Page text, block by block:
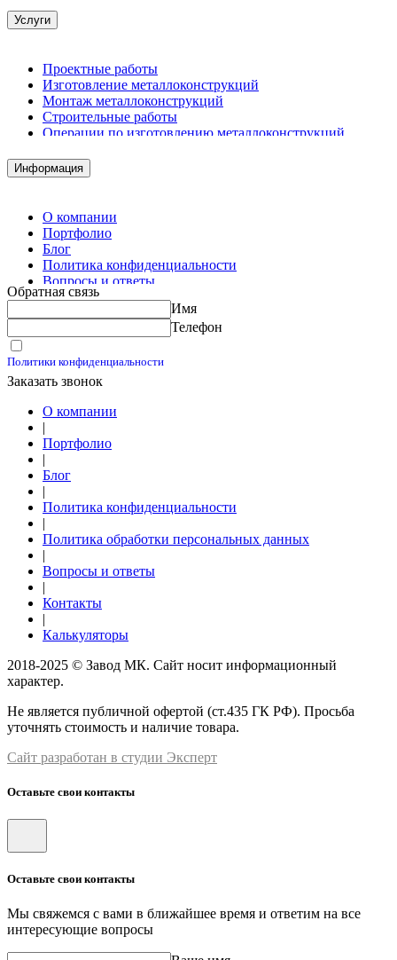
Услуги
Проектные работы
Изготовление металлоконструкций
Монтаж металлоконструкций
Строительные работы
Операции по изготовлению металлоконструкций
Комплектация металлопроката
Изготовление винтовых свай
Информация
О компании
Портфолио
Блог
Политика конфиденциальности
Вопросы и ответы
Контакты
Обратная связь
Имя
Телефон
Политики конфиденциальности
Заказать звонок
О компании
|
Портфолио
|
Блог
|
Политика конфиденциальности
|
Политика обработки персональных данных
|
Вопросы и ответы
|
Контакты
|
Калькуляторы
2018-2025 © Завод МК. Сайт носит информационный
характер.
Не является публичной офертой (ст.435 ГК РФ). Просьба
уточнять стоимость и наличие товара.
Сайт разработан в студии Эксперт
Оставьте свои контакты
Оставьте свои контакты
Мы свяжемся с вами в ближайшее время и ответим на все
интересующие вопросы